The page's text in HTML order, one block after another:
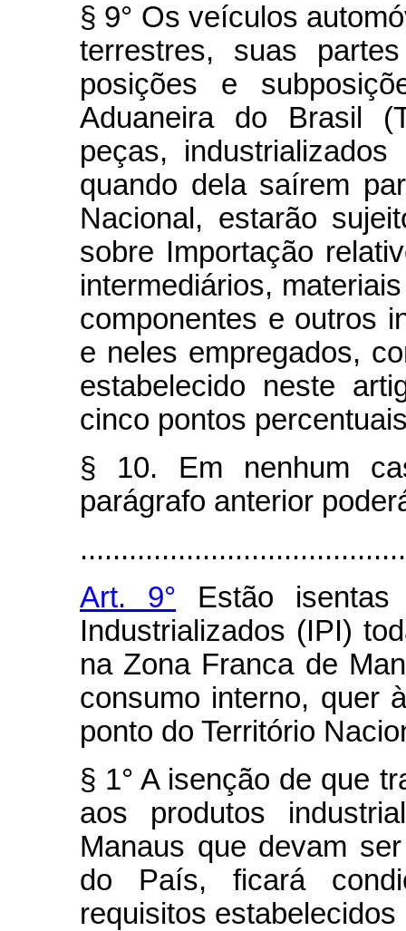
§ 9° Os veículos
terrestres, suas
posições e
Aduaneira do Brasil
peças,
quando dela saírem
Nacional, estarão
sobre Importação
intermediários,
componentes e outros
e neles empregados,
estabelecido neste
cinco pontos
§ 10. Em nenhum
parágrafo anterior
Art. 9° Estão isentas
Industrializados (IPI)
na Zona Franca de
consumo interno, quer
ponto do Território
§ 1° A isenção de que
aos produtos
Manaus que devam
do País, ficará
requisitos